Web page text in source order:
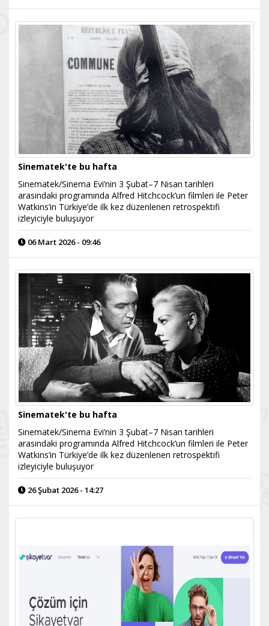
Sinematek'te bu hafta
Sinematek/Sinema Evi’nin 3 Şubat–7 Nisan tarihleri
arasındaki programında Alfred Hitchcock’un filmleri ile Peter
Watkins’in Türkiye’de ilk kez düzenlenen retrospektifi
izleyiciyle buluşuyor
06 Mart 2026 - 09:46
Sinematek'te bu hafta
Sinematek/Sinema Evi’nin 3 Şubat–7 Nisan tarihleri
arasındaki programında Alfred Hitchcock’un filmleri ile Peter
Watkins’in Türkiye’de ilk kez düzenlenen retrospektifi
izleyiciyle buluşuyor
26 Şubat 2026 - 14:27